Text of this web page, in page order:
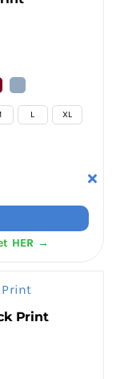
L XL
HER →
Print